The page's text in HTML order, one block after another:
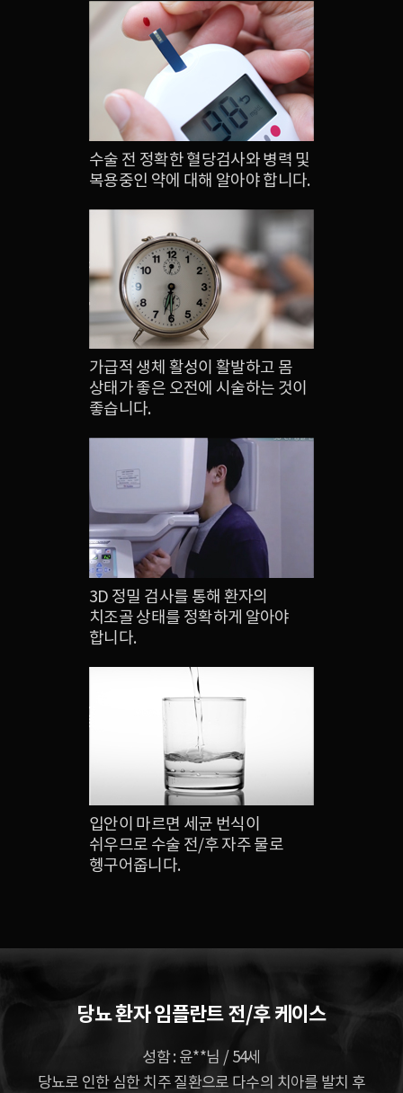
수술 전 정확한 혈당검사와 병력 및
복용중인 약에 대해 알아야 합니다.
가급적 생체 활성이 활발하고 몸
상태가 좋은 오전에 시술하는 것이
좋습니다.
3D 정밀 검사를 통해 환자의
치조골 상태를 정확하게 알아야
합니다.
입안이 마르면 세균 번식이
쉬우므로 수술 전/후 자주 물로
헹구어줍니다.
당뇨 환자 임플란트 전/후 케이스
성함 : 윤**님 / 54세
당뇨로 인한 심한 치주 질환으로 다수의 치아를 발치 후